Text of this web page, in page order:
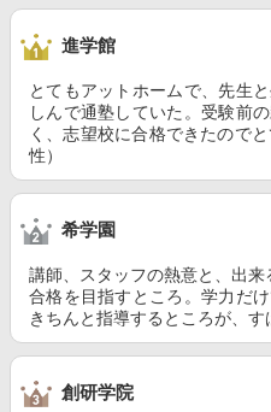
進学館
とてもアットホームで、先生
しんで通塾していた。受験前
く、志望校に合格できたので
性）
希学園
講師、スタッフの熱意と、出
合格を目指すところ。学力だ
きちんと指導するところが、す
創研学院